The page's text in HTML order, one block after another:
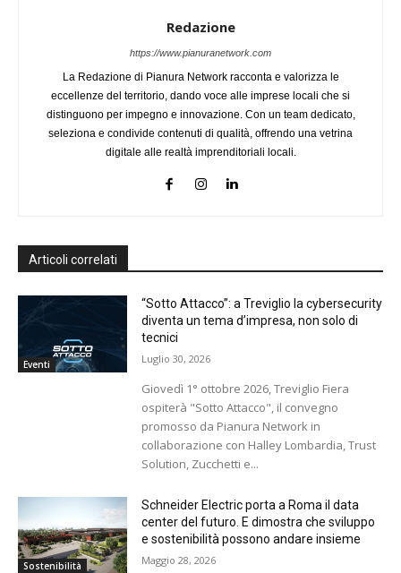
Redazione
https://www.pianuranetwork.com
La Redazione di Pianura Network racconta e valorizza le
eccellenze del territorio, dando voce alle imprese locali che si
distinguono per impegno e innovazione. Con un team dedicato,
seleziona e condivide contenuti di qualità, offrendo una vetrina
digitale alle realtà imprenditoriali locali.
Articoli correlati
Eventi
“Sotto Attacco”: a Treviglio la cybersecurity
diventa un tema d’impresa, non solo di
tecnici
Luglio 30, 2026
Giovedì 1° ottobre 2026, Treviglio Fiera
ospiterà "Sotto Attacco", il convegno
promosso da Pianura Network in
collaborazione con Halley Lombardia, Trust
Solution, Zucchetti e...
Sostenibilità
Schneider Electric porta a Roma il data
center del futuro. E dimostra che sviluppo
e sostenibilità possono andare insieme
Maggio 28, 2026